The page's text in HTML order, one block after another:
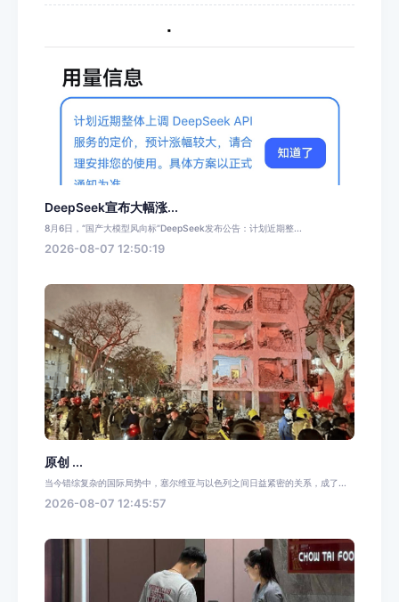
DeepSeek宣布大幅涨...
8月6日，“国产大模型风向标”DeepSeek发布公告：计划近期整...
2026-08-07 12:50:19
原创 ...
当今错综复杂的国际局势中，塞尔维亚与以色列之间日益紧密的关系，成了...
2026-08-07 12:45:57